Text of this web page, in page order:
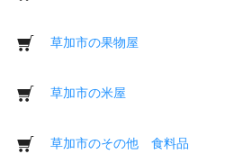
草加市の果物屋
草加市の米屋
草加市のその他 食料品